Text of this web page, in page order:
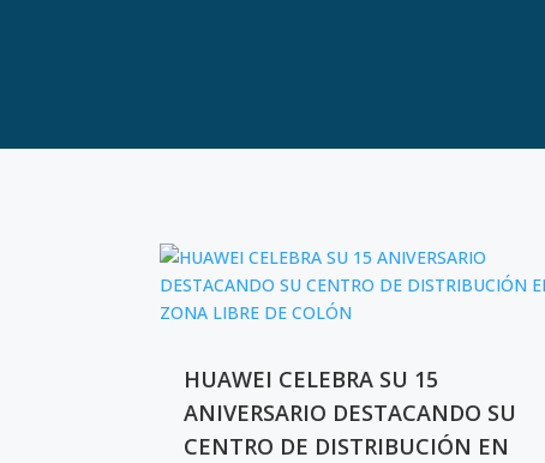
HUAWEI CELEBRA SU 15
ANIVERSARIO DESTACANDO SU
CENTRO DE DISTRIBUCIÓN EN